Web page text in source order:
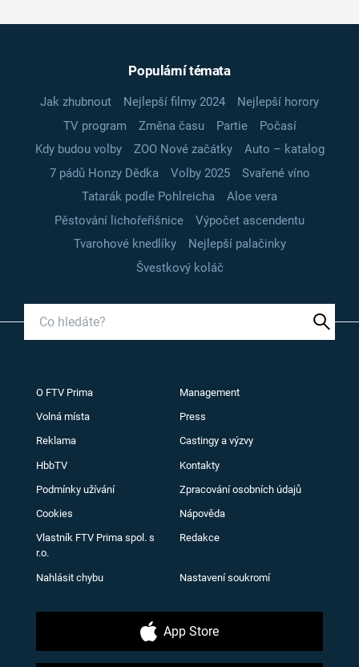
Populární témata
Jak zhubnout Nejlepší filmy 2024
Nejlepší horory
TV program
Změna času Partie
Počasí
Kdy budou volby
ZOO Nové začátky
Auto – katalog
7 pádů Honzy Dědka
Volby 2025
Svařené víno
Tatarák podle Pohlreicha
Aloe vera
Pěstování lichořeřišnice
Výpočet ascendentu
Tvarohové knedlíky
Nejlepší palačinky
Švestkový koláč
O FTV Prima Management
Volná místa Press
Reklama Castingy a výzvy
HbbTV Kontakty
Podmínky užívání Zpracování osobních údajů
Cookies Nápověda
Vlastník FTV Prima spol. s
r.o.
Redakce
Nahlásit chybu Nastavení soukromí
App Store